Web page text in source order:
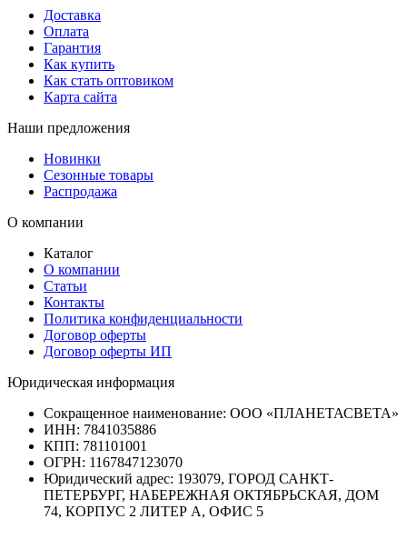
Доставка
Оплата
Гарантия
Как купить
Как стать оптовиком
Карта сайта
Наши предложения
Новинки
Сезонные товары
Распродажа
О компании
Каталог
О компании
Статьи
Контакты
Политика конфиденциальности
Договор оферты
Договор оферты ИП
Юридическая информация
Сокращенное наименование: ООО «ПЛАНЕТАСВЕТА»
ИНН: 7841035886
КПП: 781101001
ОГРН: 1167847123070
Юридический адрес: 193079, ГОРОД САНКТ-
ПЕТЕРБУРГ, НАБЕРЕЖНАЯ ОКТЯБРЬСКАЯ, ДОМ
74, КОРПУС 2 ЛИТЕР А, ОФИС 5